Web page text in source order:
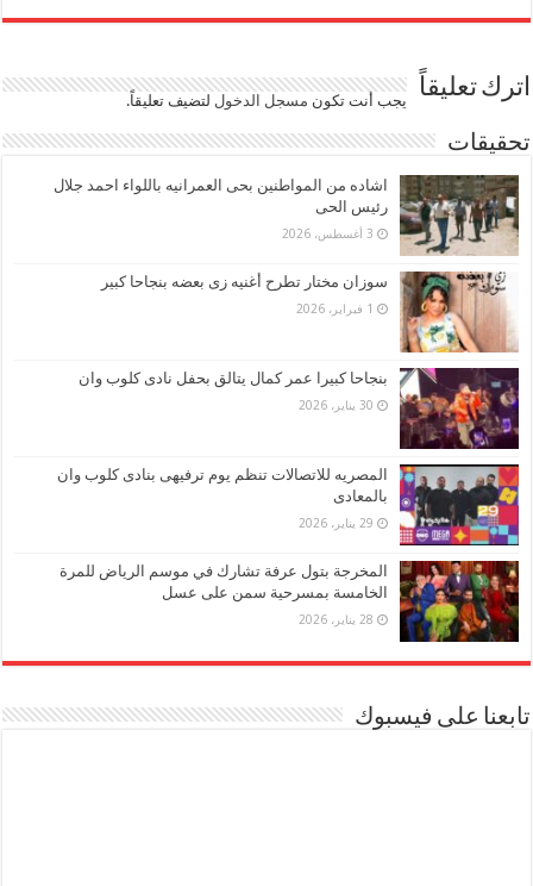
اترك تعليقاً يجب أنت تكون مسجل الدخول لتضيف تعليقاً.
تحقيقات
اشاده من المواطنين بحى العمرانيه باللواء احمد جلال
رئيس الحى
3 أغسطس، 2026
سوزان مختار تطرح أغنيه زى بعضه بنجاحا كبير
1 فبراير، 2026
بنجاحا كبيرا عمر كمال يتالق بحفل نادى كلوب وان
30 يناير، 2026
المصريه للاتصالات تنظم يوم ترفيهى بنادى كلوب وان
بالمعادى
29 يناير، 2026
المخرجة بتول عرفة تشارك في موسم الرياض للمرة
الخامسة بمسرحية سمن على عسل
28 يناير، 2026
تابعنا على فيسبوك